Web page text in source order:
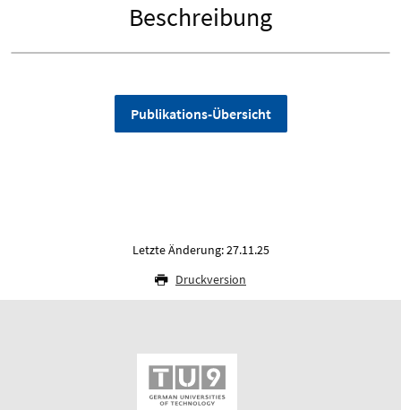
Beschreibung
Publikations-Übersicht
Letzte Änderung: 27.11.25
Druckversion